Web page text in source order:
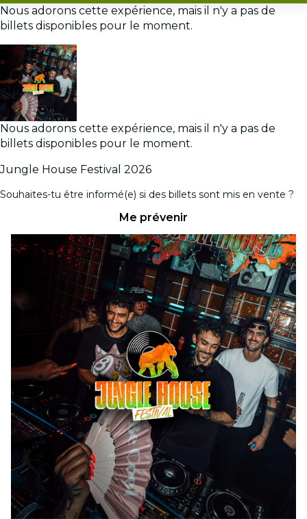
Nous adorons cette expérience, mais il n'y a pas de
billets disponibles pour le moment.
Nous adorons cette expérience, mais il n'y a pas de
billets disponibles pour le moment.
Jungle House Festival 2026
Souhaites-tu être informé(e) si des billets sont mis en vente ?
Me prévenir